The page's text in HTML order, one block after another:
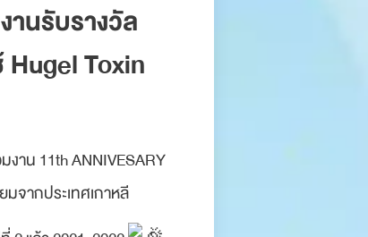
นรับรางวัล
Toxin
าน 11th ANNIVESARY
จากประเทศเกาหลี